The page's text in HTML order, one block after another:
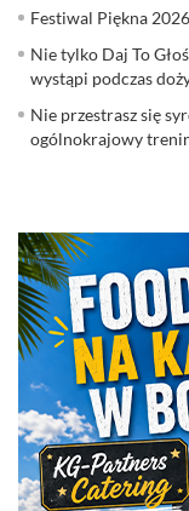
Festiwal Piękna
Nie tylko Daj To
wystąpi podczas
Nie przestrasz się
ogólnokrajowy